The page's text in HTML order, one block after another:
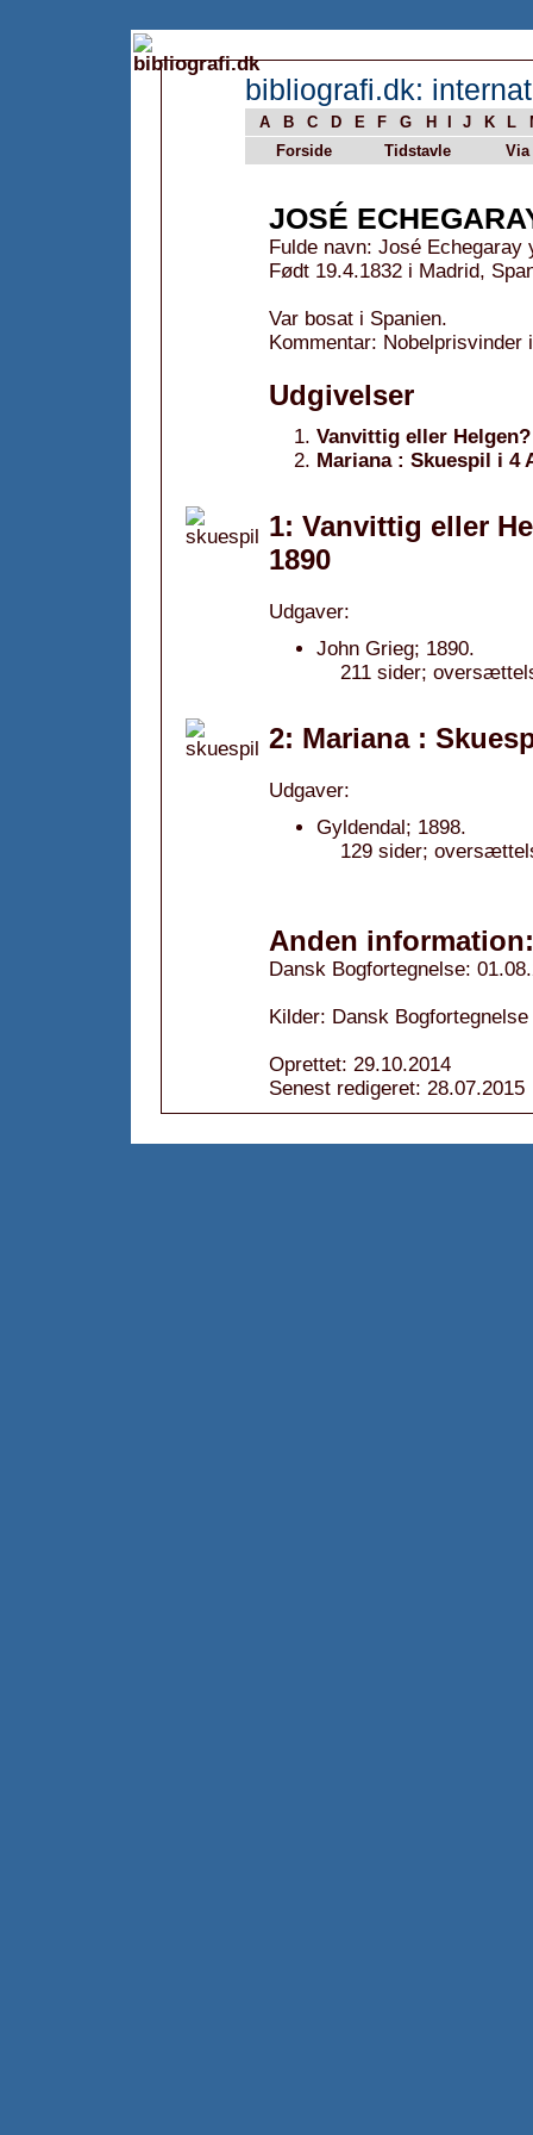
bibliografi.dk:
A B C D E F G H J K L
Forside
Tidstavle Via
JOSÉ
Fulde navn: José Echegaray
Født 19.4.1832 i Madrid,
Var bosat i Spanien.
Kommentar: Nobelprisvinder
Udgivelser
Vanvittig eller
Mariana : Skuespil i 4
1: Vanvittig eller
1890
Udgaver:
John Grieg; 1890.
211 sider;
2: Mariana :
Udgaver:
Gyldendal; 1898.
129 sider;
Anden information:
Dansk Bogfortegnelse:
Kilder: Dansk Bogfortegnelse
Oprettet: 29.10.2014
Senest redigeret: 28.07.2015